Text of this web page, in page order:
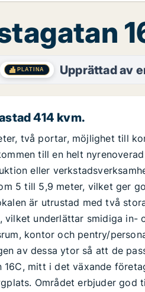
PLATINA Upprättad av
414 kvm.
två portar, möjlighet till
till en helt
eller
5 till 5,9 meter, vilket ger
är utrustad med två
vilket underlättar smidiga in-
kontor och pentry/
av dessa ytor så att de
mitt i det växande
Området erbjuder god